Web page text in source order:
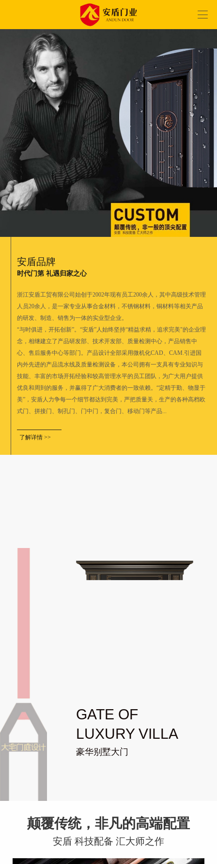
安盾品牌
时代门第 礼遇归家之心
浙江安盾工贸有限公司始创于2002年现有员工200余人，其中高级技术管理
人员20余人，是一家专业从事合金材料，不锈钢材料，铜材料等相关产品
的研发、制造、销售为一体的实业型企业。
“与时俱进，开拓创新”。“安盾”人始终坚持“精益求精，追求完美"的企业理
念，相继建立了产品研发部、技术开发部、质量检测中心，产品销售中
心、售后服务中心等部门。产品设计全部采用微机化CAD、CAM.引进国
内外先进的产品流水线及质量检测设备，本公司拥有一支具有专业知识与
技能、丰富的市场开拓经验和较高管理水平的员工团队，为广大用户提供
优良和周到的服务，并赢得了广大消费者的一致依赖。“定精于勤、物显于
美”，安盾人力争每一个细节都达到完美，严把质量关，生产的各种高档欧
式门、拼接门、制孔门、门中门，复合门、移动门等产品...
了解详情 >>
GATE OF
LUXURY VILLA
豪华别墅大门
颠覆传统，非凡的高端配置
安盾 科技配备 汇大师之作